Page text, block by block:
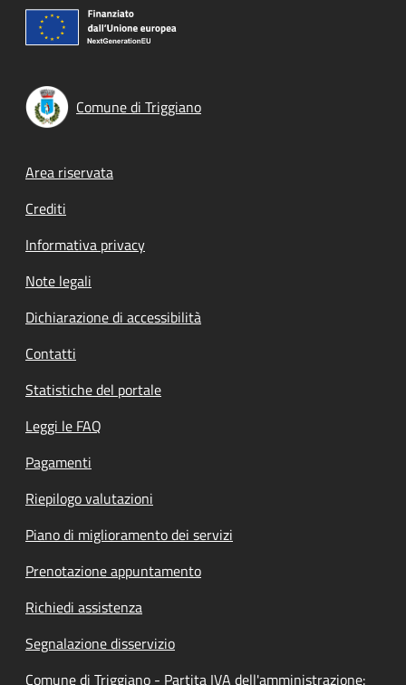
Comune di Triggiano
Footer menu
Area riservata
Crediti
Informativa privacy
Note legali
Dichiarazione di accessibilità
Contatti
Statistiche del portale
Leggi le FAQ
Pagamenti
Riepilogo valutazioni
Piano di miglioramento dei servizi
Prenotazione appuntamento
Richiedi assistenza
Segnalazione disservizio
Comune di Triggiano - Partita IVA dell'amministrazione: